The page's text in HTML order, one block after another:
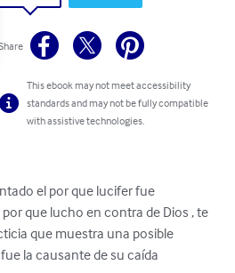
This ebook may not meet accessibility
standards and may not be fully compatible
with assistive technologies.
el por que lucifer fue
que lucho en contra de Dios , te
que muestra una posible
la causante de su caída